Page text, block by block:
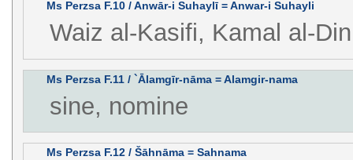
Ms Perzsa F.10 / Anwār-i Suhaylī = Anwar-i Suhayli
Waiz al-Kasifi, Kamal al-
Ms Perzsa F.11 / `Ālamgīr-nāma = Alamgir-nama
sine, nomine
Ms Perzsa F.12 / Šāhnāma = Sahnama